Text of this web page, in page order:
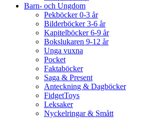
Barn- och Ungdom
Pekböcker 0-3 år
Bilderböcker 3-6 år
Kapitelböcker 6-9 år
Bokslukaren 9-12 år
Unga vuxna
Pocket
Faktaböcker
Saga & Present
Anteckning & Dagböcker
FidgetToys
Leksaker
Nyckelringar & Smått